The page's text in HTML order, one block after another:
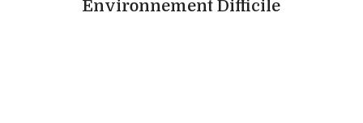
Environnement Difficile